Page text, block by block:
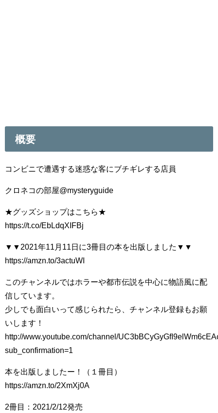
概要
コンビニで遭遇する迷惑な客にブチギレする店員
クロネコの部屋@mysteryguide
★グッズショップはこちら★
https://t.co/EbLdqXIFBj
▼▼2021年11月11日に3冊目の本を出版しました▼▼
https://amzn.to/3actuWI
このチャンネルではホラーや都市伝説を中心に物語風に配
信しています。
少しでも面白いって感じられたら、チャンネル登録もお願
いします！
http://www.youtube.com/channel/
sub_confirmation=1
本を出版しましたー！（１冊目）
https://amzn.to/2XmXj0A
2冊目：2021/2/12発売